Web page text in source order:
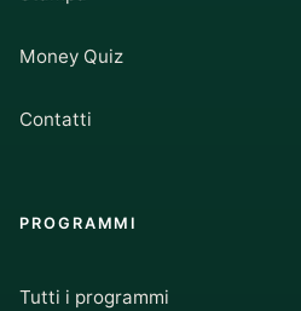
Money Quiz
Contatti
PROGRAMMI
Tutti i programmi